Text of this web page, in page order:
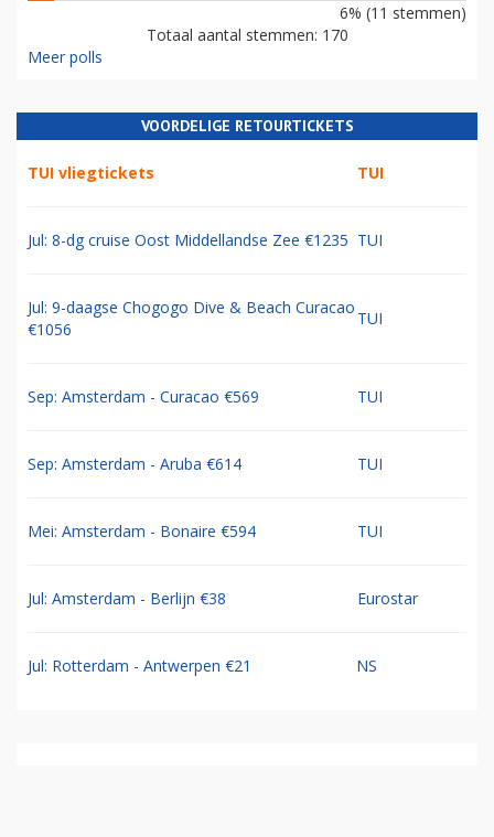
6% (11 stemmen)
Totaal aantal stemmen: 170
Meer polls
VOORDELIGE RETOURTICKETS
TUI vliegtickets TUI
Jul: 8-dg cruise Oost Middellandse Zee €1235 TUI
Jul: 9-daagse Chogogo Dive & Beach Curacao
€1056
TUI
Sep: Amsterdam - Curacao €569 TUI
Sep: Amsterdam - Aruba €614 TUI
Mei: Amsterdam - Bonaire €594 TUI
Jul: Amsterdam - Berlijn €38 Eurostar
Jul: Rotterdam - Antwerpen €21 NS